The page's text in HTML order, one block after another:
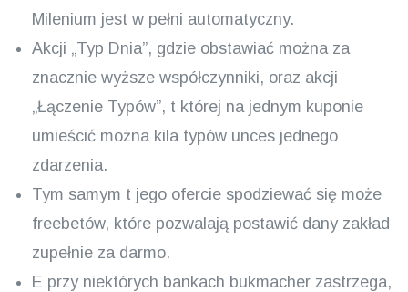
Milenium jest w pełni automatyczny.
Akcji „Typ Dnia”, gdzie obstawiać można za
znacznie wyższe współczynniki, oraz akcji
„Łączenie Typów”, t której na jednym kuponie
umieścić można kila typów unces jednego
zdarzenia.
Tym samym t jego ofercie spodziewać się może
freebetów, które pozwalają postawić dany zakład
zupełnie za darmo.
E przy niektórych bankach bukmacher zastrzega,